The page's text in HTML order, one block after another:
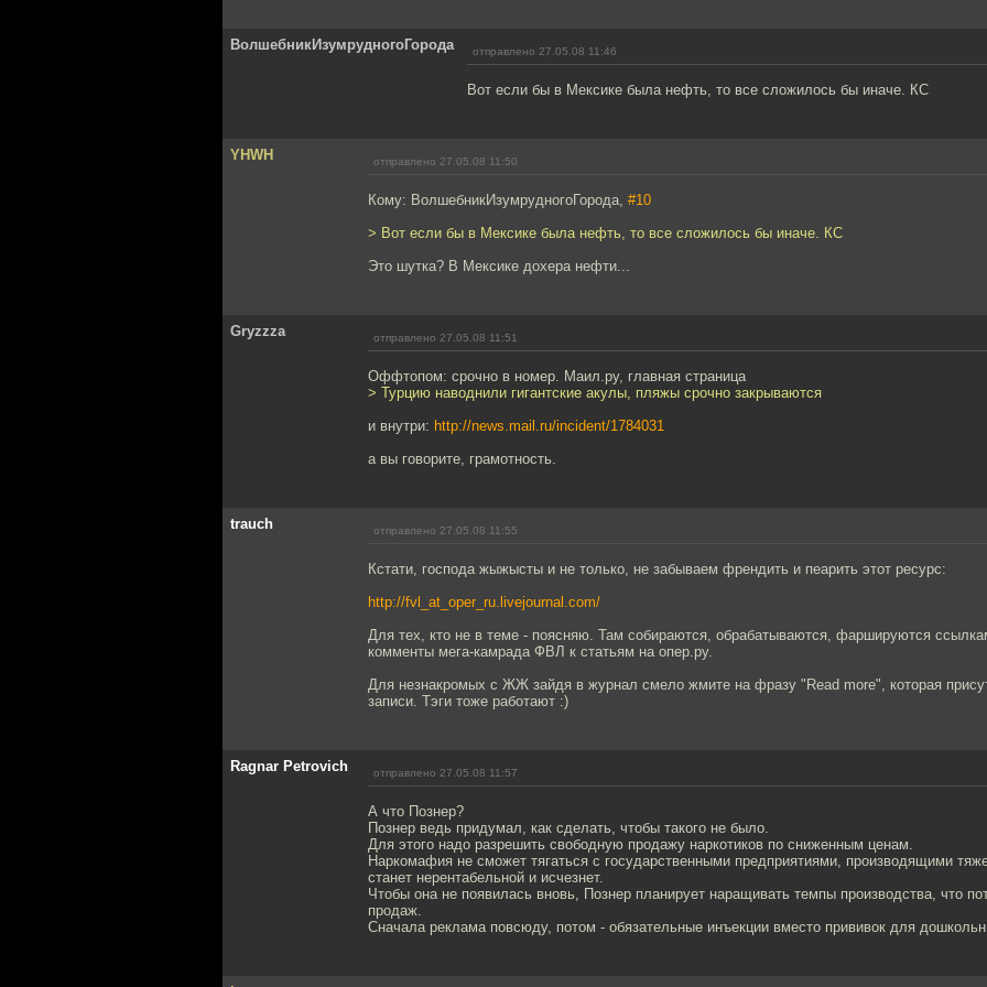
ВолшебникИзумрудногоГорода отправлено 27.05.08 11:46
Вот если бы в Мексике была нефть, то все сложилось бы иначе. КС
YHWH отправлено 27.05.08 11:50
Кому: ВолшебникИзумрудногоГорода, #10
> Вот если бы в Мексике была нефть, то все сложилось бы иначе. КС
Это шутка? В Мексике дохера нефти...
Gryzzza отправлено 27.05.08 11:51
Оффтопом: срочно в номер. Маил.ру, главная страница
> Турцию наводнили гигантские акулы, пляжы срочно закрываются
и внутри: http://news.mail.ru/incident/1784031
а вы говорите, грамотность.
trauch отправлено 27.05.08 11:55
Кстати, господа жыжысты и не только, не забываем френдить и пеарить этот ресурс:
http://fvl_at_oper_ru.livejournal.com/
Для тех, кто не в теме - поясняю. Там собираются, обрабатываются, фаршируются
комменты мега-камрада ФВЛ к статьям на опер.ру.
Для незнакромых с ЖЖ зайдя в журнал смело жмите на фразу "Read more", которая
записи. Тэги тоже работают :)
Ragnar Petrovich отправлено 27.05.08 11:57
А что Познер?
Познер ведь придумал, как сделать, чтобы такого не было.
Для этого надо разрешить свободную продажу наркотиков по сниженным ценам.
Наркомафия не сможет тягаться с государственными предприятиями, производящими
станет нерентабельной и исчезнет.
Чтобы она не появилась вновь, Познер планирует наращивать темпы производства, что
продаж.
Сначала реклама повсюду, потом - обязательные инъекции вместо прививок для